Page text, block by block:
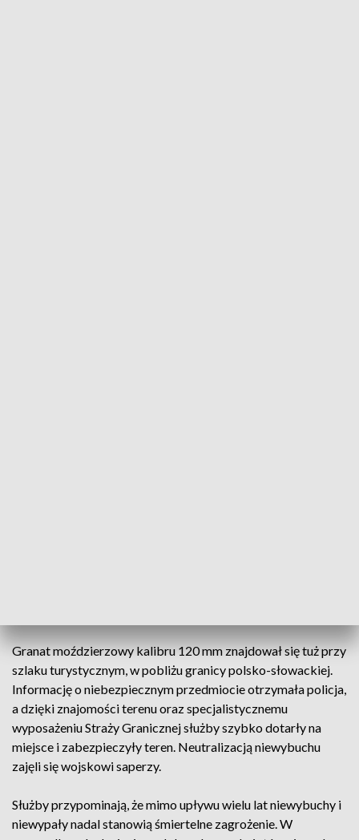
Granat moździerzowy kalibru 120 mm znajdował się tuż przy
szlaku turystycznym, w pobliżu granicy polsko-słowackiej.
Informację o niebezpiecznym przedmiocie otrzymała policja,
a dzięki znajomości terenu oraz specjalistycznemu
wyposażeniu Straży Granicznej służby szybko dotarły na
miejsce i zabezpieczyły teren. Neutralizacją niewybuchu
zajęli się wojskowi saperzy.
Służby przypominają, że mimo upływu wielu lat niewybuchy i
niewypały nadal stanowią śmiertelne zagrożenie. W